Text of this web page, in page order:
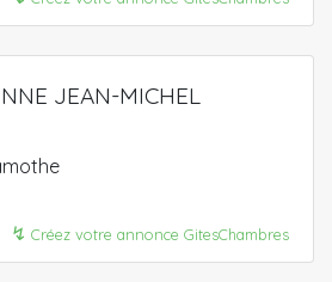
JEAN-MICHEL
↯ Créez votre annonce GitesChambres